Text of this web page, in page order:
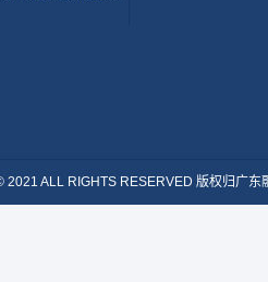
2021 ALL RIGHTS RESERVED 版权归广